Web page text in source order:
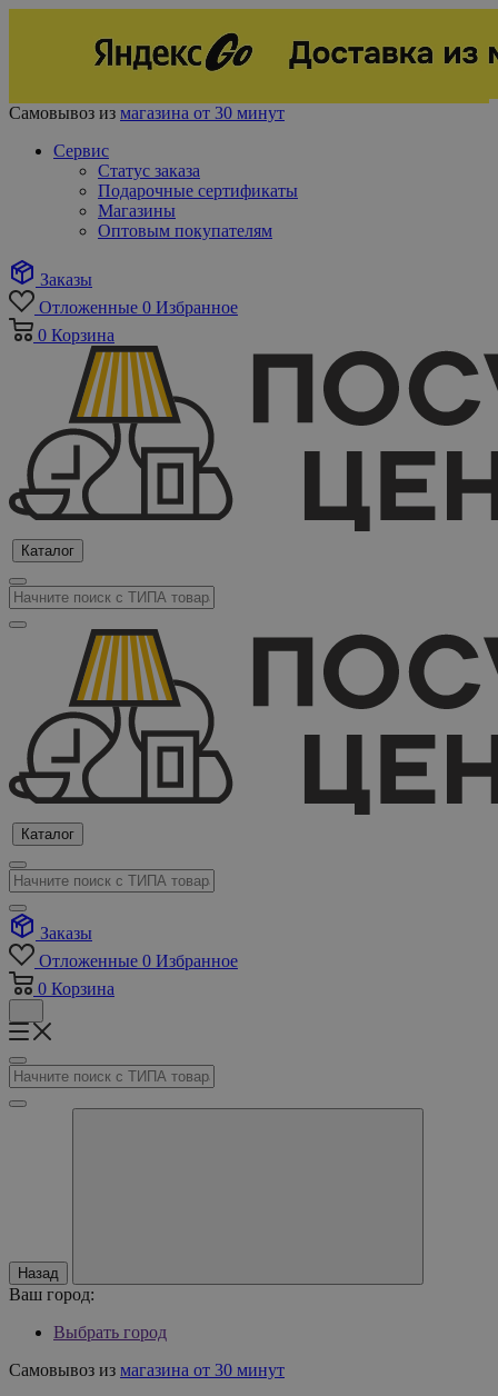
Самовывоз из магазина от 30 минут
Сервис
Статус заказа
Подарочные сертификаты
Магазины
Оптовым покупателям
Заказы
Отложенные 0 Избранное
0 Корзина
Каталог
Каталог
Заказы
Отложенные 0 Избранное
0 Корзина
Назад
Ваш город:
Выбрать город
Самовывоз из магазина от 30 минут